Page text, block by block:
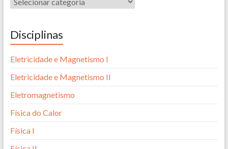
Disciplinas
Eletricidade e Magnetismo I
Eletricidade e Magnetismo II
Eletromagnetismo
Física do Calor
Física I